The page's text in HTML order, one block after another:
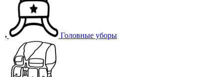
Головные уборы